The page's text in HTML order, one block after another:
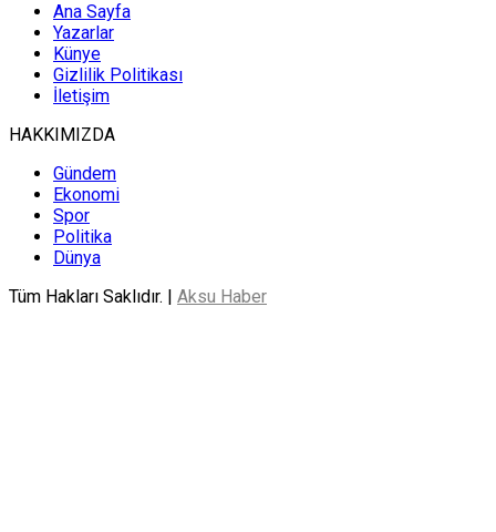
Ana Sayfa
Yazarlar
Künye
Gizlilik Politikası
İletişim
HAKKIMIZDA
Gündem
Ekonomi
Spor
Politika
Dünya
Tüm Hakları Saklıdır. | Aksu Haber